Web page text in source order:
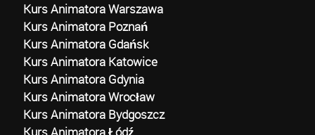
Kurs Animatora Warszawa
Kurs Animatora Poznań
Kurs Animatora Gdańsk
Kurs Animatora Katowice
Kurs Animatora Gdynia
Kurs Animatora Wrocław
Kurs Animatora Bydgoszcz